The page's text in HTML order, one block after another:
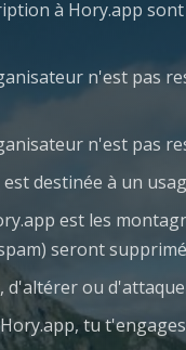
à Hory.app
n'est pas
n'est pas
destinée à un
est les
seront
ou
tu